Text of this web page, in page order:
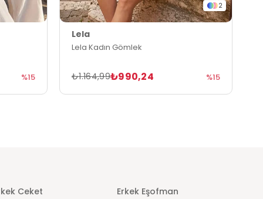
%15
2
Lela
Lela Kadın Gömlek
₺990,24
₺1.164,99 %15
Ceket
Erkek Eşofman